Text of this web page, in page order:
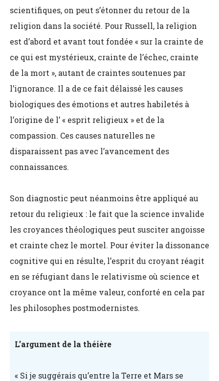
scientifiques, on peut s’étonner du retour de la
religion dans la société. Pour Russell, la religion
est d’abord et avant tout fondée « sur la crainte de
ce qui est mystérieux, crainte de l’échec, crainte
de la mort », autant de craintes soutenues par
l’ignorance. Il a de ce fait délaissé les causes
biologiques des émotions et autres habiletés à
l’origine de l’ « esprit religieux » et de la
compassion. Ces causes naturelles ne
disparaissent pas avec l’avancement des
connaissances.
Son diagnostic peut néanmoins être appliqué au
retour du religieux : le fait que la science invalide
les croyances théologiques peut susciter angoisse
et crainte chez le mortel. Pour éviter la dissonance
cognitive qui en résulte, l’esprit du croyant réagit
en se réfugiant dans le relativisme où science et
croyance ont la même valeur, conforté en cela par
les philosophes postmodernistes.
L’argument de la théière
« Si je suggérais qu’entre la Terre et Mars se